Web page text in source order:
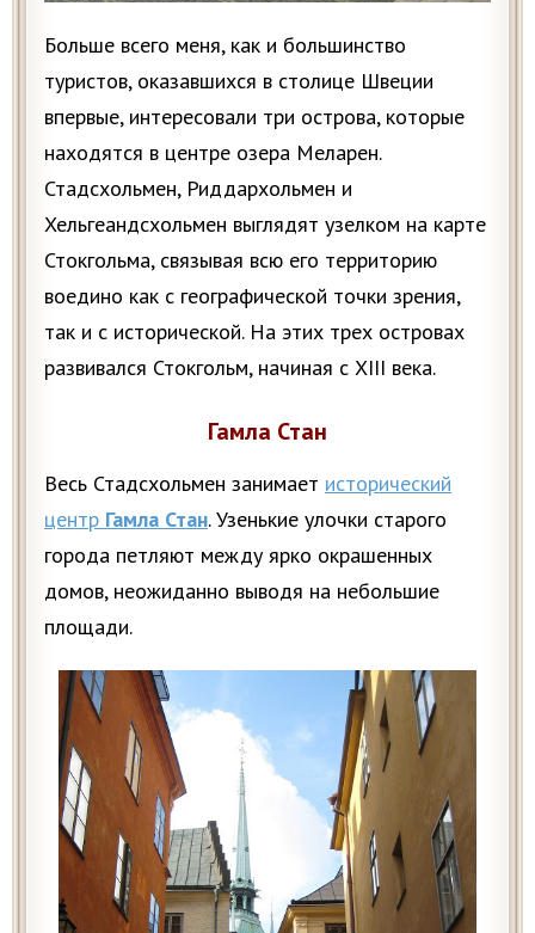
Больше всего меня, как и большинство
туристов, оказавшихся в столице Швеции
впервые, интересовали три острова, которые
находятся в центре озера Меларен.
Стадсхольмен, Риддархольмен и
Хельгеандсхольмен выглядят узелком на карте
Стокгольма, связывая всю его территорию
воедино как с географической точки зрения,
так и с исторической. На этих трех островах
развивался Стокгольм, начиная с XIII века.
Гамла Стан
Весь Стадсхольмен занимает исторический
центр Гамла Стан. Узенькие улочки старого
города петляют между ярко окрашенных
домов, неожиданно выводя на небольшие
площади.